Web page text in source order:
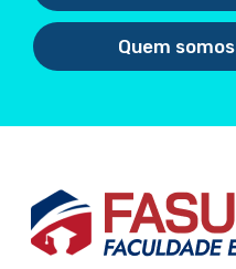
Quem somos